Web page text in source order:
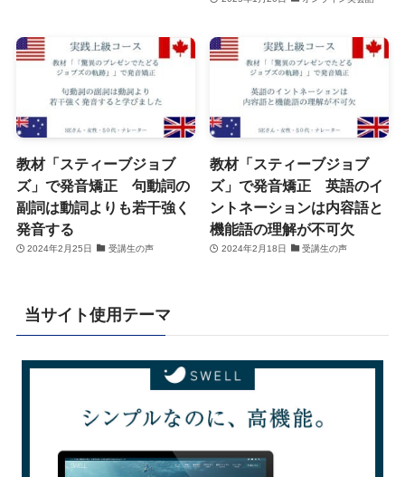
教材「スティーブジョブ
ズ」で発音矯正 句動詞の
副詞は動詞よりも若干強く
発音する
2024年2月25日 受講生の声
教材「スティーブジョブ
ズ」で発音矯正 英語のイ
ントネーションは内容語と
機能語の理解が不可欠
2024年2月18日 受講生の声
当サイト使用テーマ